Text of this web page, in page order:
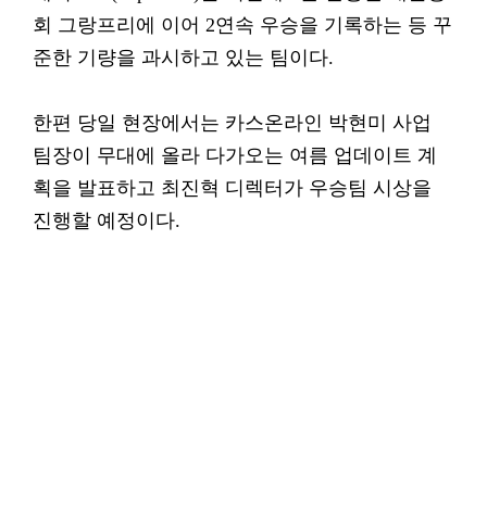
회 그랑프리에 이어 2연속 우승을 기록하는 등 꾸
준한 기량을 과시하고 있는 팀이다.
한편 당일 현장에서는 카스온라인 박현미 사업
팀장이 무대에 올라 다가오는 여름 업데이트 계
획을 발표하고 최진혁 디렉터가 우승팀 시상을
진행할 예정이다.